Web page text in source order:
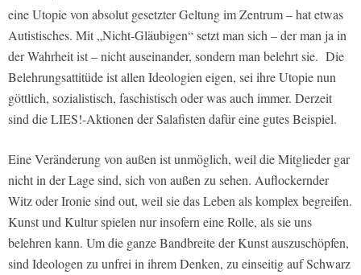
eine Utopie von absolut gesetzter Geltung im Zentrum – hat etwas
Autistisches. Mit „Nicht-Gläubigen“ setzt man sich – der man ja in
der Wahrheit ist – nicht auseinander, sondern man belehrt sie. Die
Belehrungsattitüde ist allen Ideologien eigen, sei ihre Utopie nun
göttlich, sozialistisch, faschistisch oder was auch immer. Derzeit
sind die LIES!-Aktionen der Salafisten dafür eine gutes Beispiel.
Eine Veränderung von außen ist unmöglich, weil die Mitglieder gar
nicht in der Lage sind, sich von außen zu sehen. Auflockernder
Witz oder Ironie sind out, weil sie das Leben als komplex begreifen.
Kunst und Kultur spielen nur insofern eine Rolle, als sie uns
belehren kann. Um die ganze Bandbreite der Kunst auszuschöpfen,
sind Ideologen zu unfrei in ihrem Denken, zu einseitig auf Schwarz